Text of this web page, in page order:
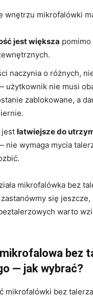
wnętrzu mikrofalówki
jest większa pomimo
naczynia o różnych,
użytkownik nie musi
zablokowane, a
jest łatwiejsze do
nie wymaga mycia
mikrofalówka bez
zastanówmy się
warto
bez
— jak wybrać?
mikrofalówki bez